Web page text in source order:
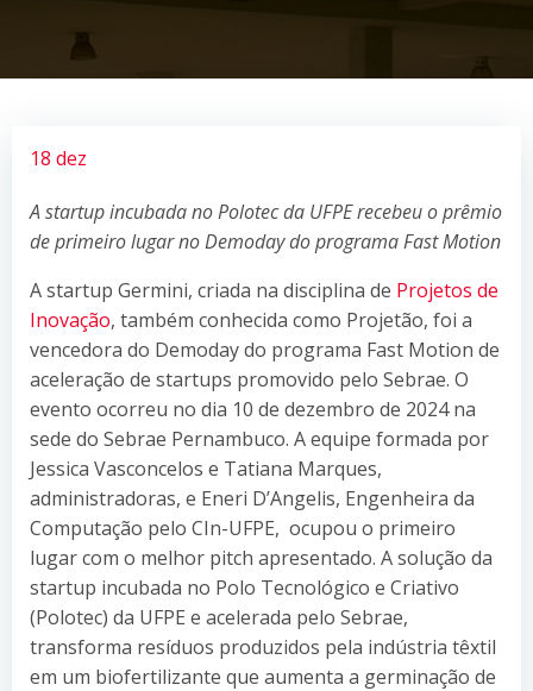
18 dez
A startup incubada no Polotec da UFPE recebeu o prêmio
de primeiro lugar no Demoday do programa Fast Motion
A startup Germini, criada na disciplina de Projetos de
Inovação, também conhecida como Projetão, foi a
vencedora do Demoday do programa Fast Motion de
aceleração de startups promovido pelo Sebrae. O
evento ocorreu no dia 10 de dezembro de 2024 na
sede do Sebrae Pernambuco. A equipe formada por
Jessica Vasconcelos e Tatiana Marques,
administradoras, e Eneri D’Angelis, Engenheira da
Computação pelo CIn-UFPE, ocupou o primeiro
lugar com o melhor pitch apresentado. A solução da
startup incubada no Polo Tecnológico e Criativo
(Polotec) da UFPE e acelerada pelo Sebrae,
transforma resíduos produzidos pela indústria têxtil
em um biofertilizante que aumenta a germinação de